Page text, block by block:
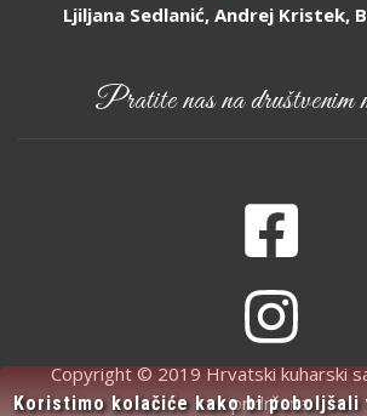
Ljiljana Sedlanić, Andrej Kristek,
Pratite nas na društvenim
Copyright © 2019 Hrvatski kuharski
pridržana.
Koristimo kolačiće kako bi poboljšali